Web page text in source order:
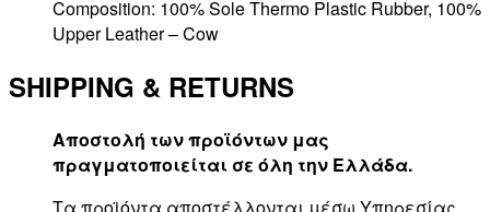
Composition: 100% Sole Thermo Plastic Rubber, 100%
Upper Leather – Cow
SHIPPING & RETURNS
Αποστολή των προϊόντων μας
πραγματοποιείται σε όλη την Ελλάδα.
Τα προϊόντα αποστέλλονται μέσω Υπηρεσίας